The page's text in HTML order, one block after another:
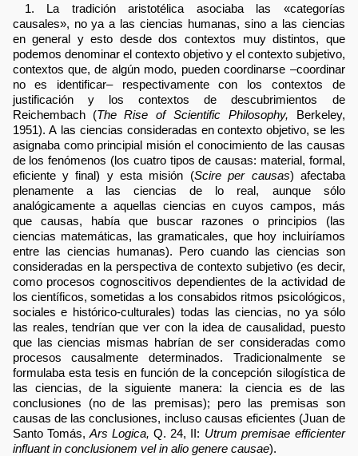
1. La tradición aristotélica asociaba las «categorías
causales», no ya a las ciencias humanas, sino a las ciencias
en general y esto desde dos contextos muy distintos, que
podemos denominar el contexto objetivo y el contexto subjetivo,
contextos que, de algún modo, pueden coordinarse –coordinar
no es identificar– respectivamente con los contextos de
justificación y los contextos de descubrimientos de
Reichembach (The Rise of Scientific Philosophy, Berkeley,
1951). A las ciencias consideradas en contexto objetivo, se les
asignaba como principial misión el conocimiento de las causas
de los fenómenos (los cuatro tipos de causas: material, formal,
eficiente y final) y esta misión (Scire per causas) afectaba
plenamente a las ciencias de lo real, aunque sólo
analógicamente a aquellas ciencias en cuyos campos, más
que causas, había que buscar razones o principios (las
ciencias matemáticas, las gramaticales, que hoy incluiríamos
entre las ciencias humanas). Pero cuando las ciencias son
consideradas en la perspectiva de contexto subjetivo (es decir,
como procesos cognoscitivos dependientes de la actividad de
los científicos, sometidas a los consabidos ritmos psicológicos,
sociales e histórico-culturales) todas las ciencias, no ya sólo
las reales, tendrían que ver con la idea de causalidad, puesto
que las ciencias mismas habrían de ser consideradas como
procesos causalmente determinados. Tradicionalmente se
formulaba esta tesis en función de la concepción silogística de
las ciencias, de la siguiente manera: la ciencia es de las
conclusiones (no de las premisas); pero las premisas son
causas de las conclusiones, incluso causas eficientes (Juan de
Santo Tomás, Ars Logica, Q. 24, II: Utrum premisae efficienter
influant in conclusionem vel in alio genere causae).